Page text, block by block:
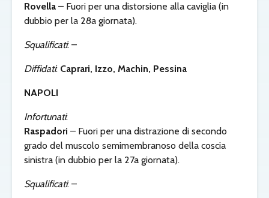
Rovella – Fuori per una distorsione alla caviglia (in
dubbio per la 28a giornata).
Squalificati: –
Diffidati: Caprari, Izzo, Machin, Pessina
NAPOLI
Infortunati:
Raspadori – Fuori per una distrazione di secondo
grado del muscolo semimembranoso della coscia
sinistra (in dubbio per la 27a giornata).
Squalificati: –